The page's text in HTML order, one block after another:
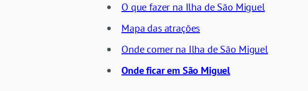
O que fazer na Ilha de São Miguel
Mapa das atrações
Onde comer na Ilha de São Miguel
Onde ficar em São Miguel